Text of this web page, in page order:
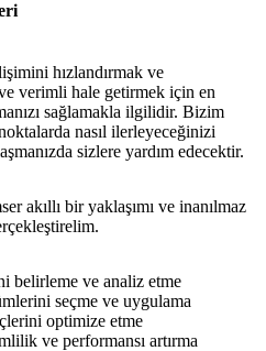
hızlandırmak ve
verimli hale getirmek için en
sağlamakla ilgilidir. Bizim
nasıl ilerleyeceğinizi
sizlere yardım edecektir.
akıllı bir yaklaşımı ve inanılmaz
belirleme ve analiz etme
seçme ve uygulama
optimize etme
ve performansı artırma